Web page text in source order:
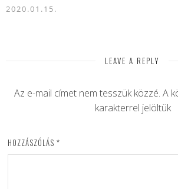
2020.01.15.
LEAVE A REPLY
Az e-mail címet nem tesszük közzé. A
karakterrel jelöltük
HOZZÁSZÓLÁS *